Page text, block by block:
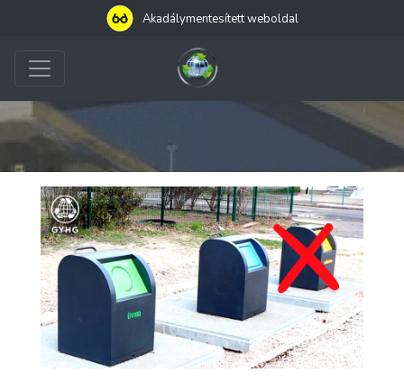
Akadálymentesített weboldal